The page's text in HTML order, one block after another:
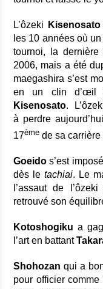
L’ôzeki Kisenosato
les 10 années où
tournoi, la
2006, mais a été
maegashira s’est
en un clin d’œil
Kisenosato.
à perdre
17ème de sa
Goeido s’est
dès letachiai. Le
l’assaut de
retrouvé son
Kotoshogiku a
l’art en battant
Shohozan qui a
pour officier